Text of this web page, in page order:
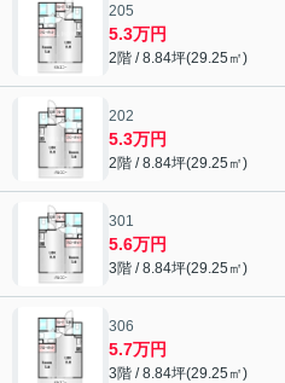
205
5.3万円
2階 / 8.84坪(29.25㎡)
202
5.3万円
2階 / 8.84坪(29.25㎡)
301
5.6万円
3階 / 8.84坪(29.25㎡)
306
5.7万円
3階 / 8.84坪(29.25㎡)